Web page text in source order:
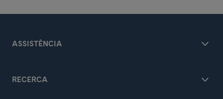
ASSISTÈNCIA
RECERCA